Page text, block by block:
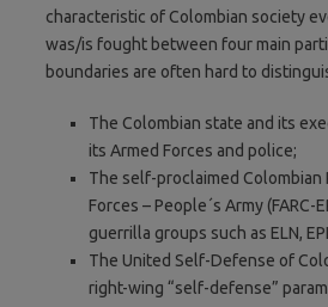
characteristic of Colombian society
was/is fought between four main
boundaries are often hard to
The Colombian state and its
its Armed Forces and police;
The self-proclaimed Colombian
Forces – People´s Army (FARC-
guerrilla groups such as ELN,
The United Self-Defense of
right-wing “self-defense”